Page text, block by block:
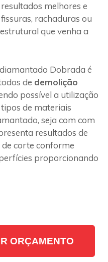
melhores e
rachaduras ou
que venha a
Dobrada é
de demolição
possível a utilização
de materiais
seja com com
resultados de
corte conforme
proporcionando
ORÇAMENTO